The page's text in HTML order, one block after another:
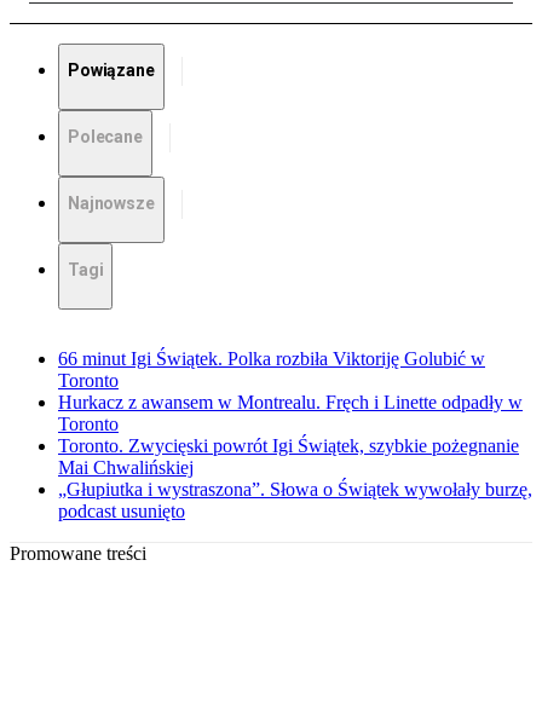
Powiązane
Polecane
Najnowsze
Tagi
66 minut Igi Świątek. Polka rozbiła Viktoriję Golubić w
Toronto
Hurkacz z awansem w Montrealu. Fręch i Linette odpadły w
Toronto
Toronto. Zwycięski powrót Igi Świątek, szybkie pożegnanie
Mai Chwalińskiej
„Głupiutka i wystraszona”. Słowa o Świątek wywołały burzę,
podcast usunięto
Promowane treści